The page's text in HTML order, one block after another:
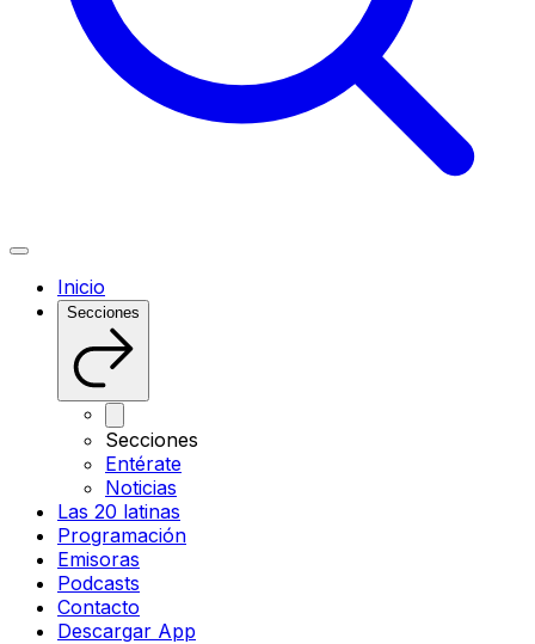
Inicio
Secciones
Secciones
Entérate
Noticias
Las 20 latinas
Programación
Emisoras
Podcasts
Contacto
Descargar App